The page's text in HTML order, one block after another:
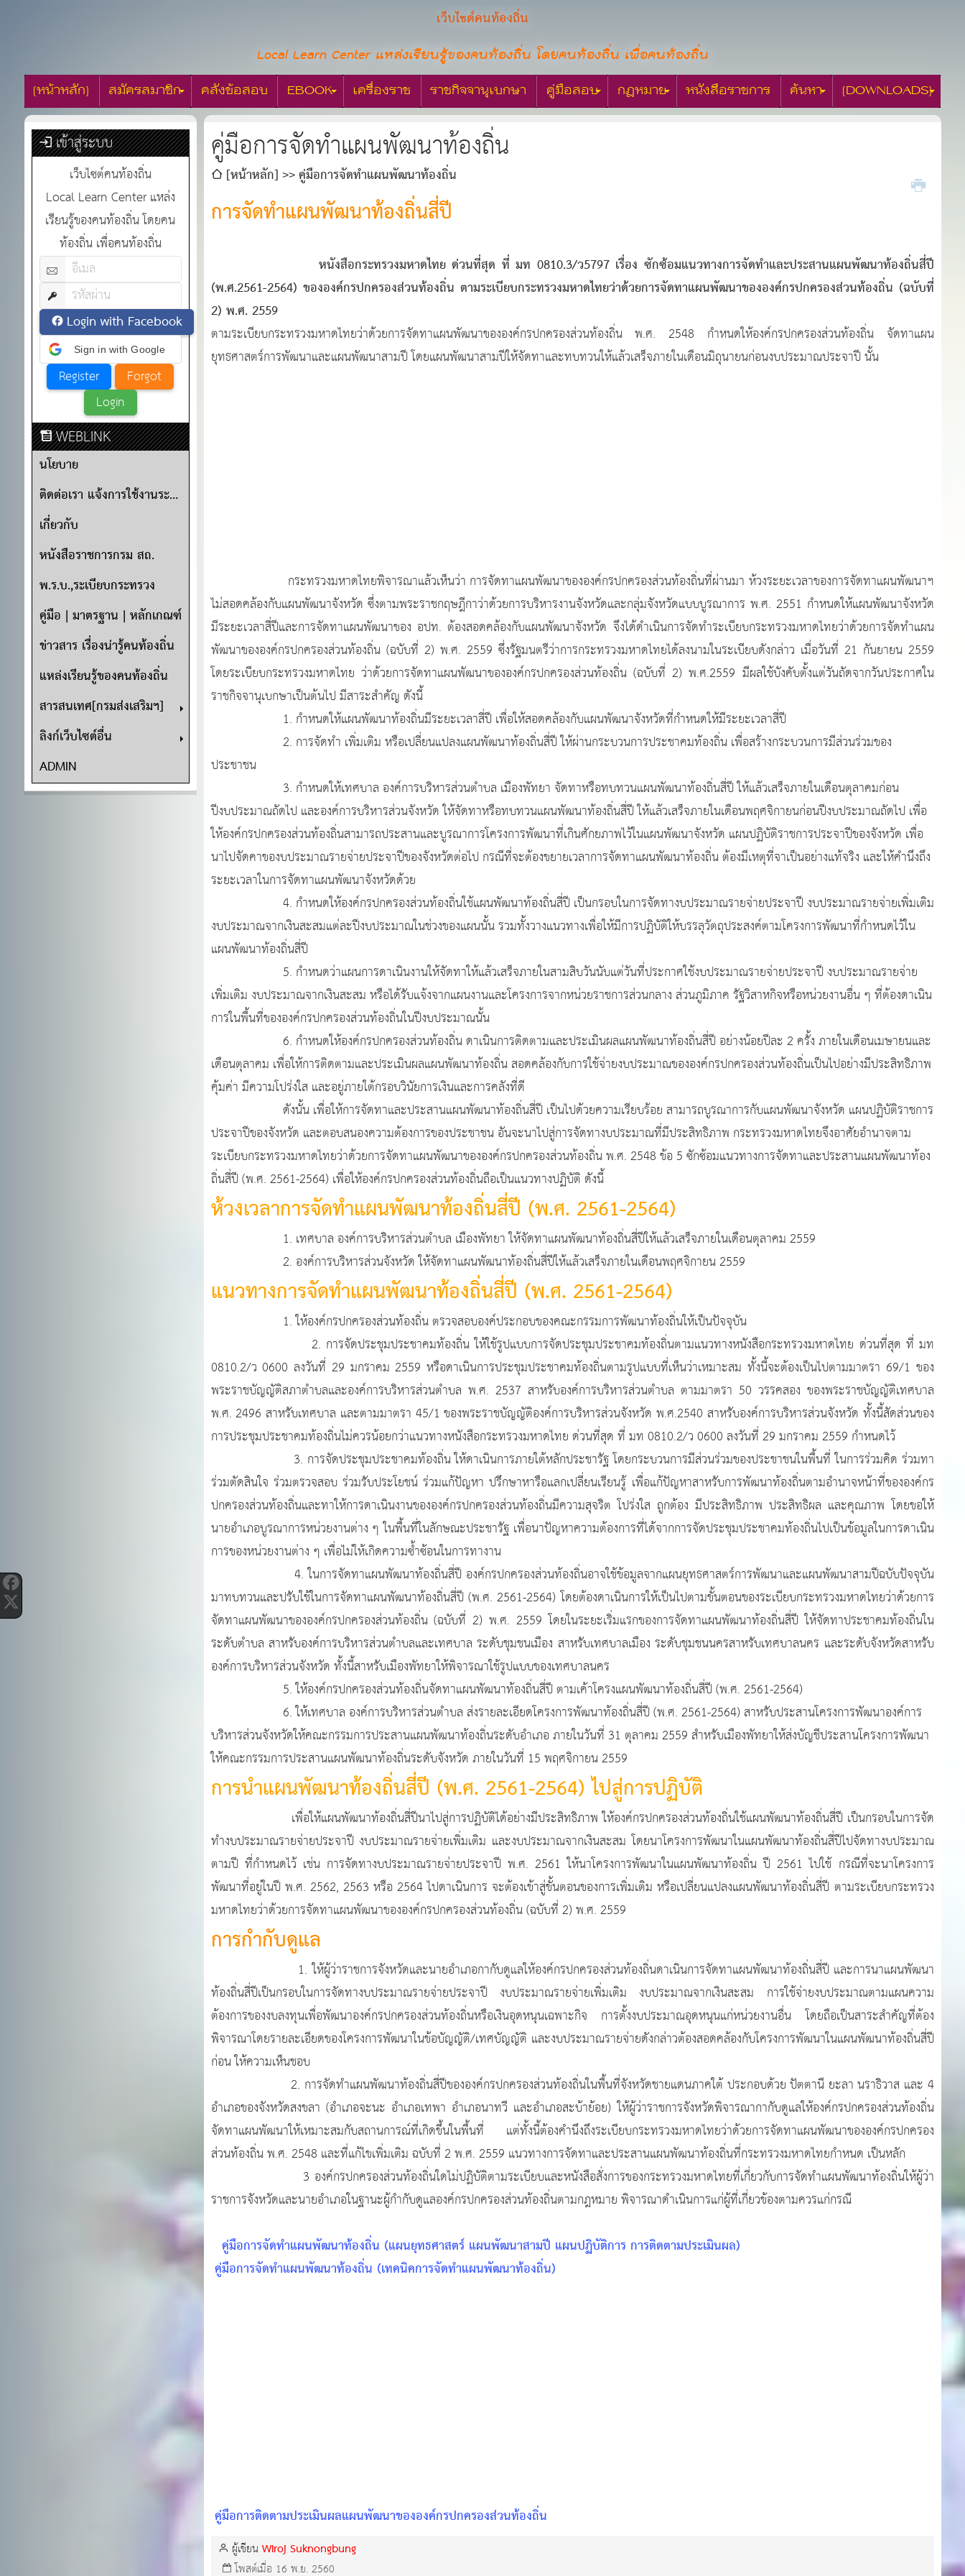
เว็บไซต์คนท้องถิ่น
Local Learn Center แหล่งเรียนรู้ของคนท้องถิ่น โดยคนท้องถิ่น เพื่อคนท้องถิ่น
[หน้าหลัก] สมัครสมาชิก คลังข้อสอบ EBOOK เครื่องราช ราชกิจจานุเบกษา คู่มือสอบ กฎหมาย หนังสือราชการ ค้นหา [DOWNLOADS]
เข้าสู่ระบบ
เว็บไซต์คนท้องถิ่น
Local Learn Center แหล่ง
เรียนรู้ของคนท้องถิ่น โดยคน
ท้องถิ่น เพื่อคนท้องถิ่น
Login with Facebook
Sign in with Google
WEBLINK
นโยบาย
ติดต่อเรา แจ้งการใช้งานระบบ
เกี่ยวกับ
หนังสือราชการกรม สถ.
พ.ร.บ.,ระเบียบกระทรวง
คู่มือ | มาตรฐาน | หลักเกณฑ์
ข่าวสาร เรื่องน่ารู้คนท้องถิ่น
แหล่งเรียนรู้ของคนท้องถิ่น
สารสนเทศ[กรมส่งเสริมฯ]
ลิงก์เว็บไซต์อื่น
ADMIN
คู่มือการจัดทำแผนพัฒนาท้องถิ่น
[หน้าหลัก] คู่มือการจัดทำแผนพัฒนาท้องถิ่น
การจัดทำแผนพัฒนาท้องถิ่นสี่ปี
หนังสือกระทรวงมหาดไทย ด่วนที่สุด ที่ มท 0810.3/ว5797 เรื่อง ซักซ้อมแนวทางการจัดทำและประสานแผนพัฒนาท้องถิ่นสี่ปี
(พ.ศ.2561-2564) ขององค์กรปกครองส่วนท้องถิ่น ตามระเบียบกระทรวงมหาดไทยว่าด้วยการจัดทาแผนพัฒนาขององค์กรปกครองส่วนท้องถิ่น (ฉบับที่
2) พ.ศ. 2559
ตามระเบียบกระทรวงมหาดไทยว่าด้วยการจัดทาแผนพัฒนาขององค์กรปกครองส่วนท้องถิ่น พ.ศ. 2548 กำหนดให้องค์กรปกครองส่วนท้องถิ่น จัดทาแผน
ยุทธศาสตร์การพัฒนาและแผนพัฒนาสามปี โดยแผนพัฒนาสามปีให้จัดทาและทบทวนให้แล้วเสร็จภายในเดือนมิถุนายนก่อนงบประมาณประจาปี นั้น
กระทรวงมหาดไทยพิจารณาแล้วเห็นว่า การจัดทาแผนพัฒนาขององค์กรปกครองส่วนท้องถิ่นที่ผ่านมา ห้วงระยะเวลาของการจัดทาแผนพัฒนาฯ
ไม่สอดคล้องกับแผนพัฒนาจังหวัด ซึ่งตามพระราชกฤษฎีกาว่าด้วยการบริหารงานจังหวัดและกลุ่มจังหวัดแบบบูรณาการ พ.ศ. 2551 กำหนดให้แผนพัฒนาจังหวัด
มีระยะเวลาสี่ปีและการจัดทาแผนพัฒนาของ อปท. ต้องสอดคล้องกับแผนพัฒนาจังหวัด จึงได้ดำเนินการจัดทำระเบียบกระทรวงมหาดไทยว่าด้วยการจัดทำแผน
พัฒนาขององค์กรปกครองส่วนท้องถิ่น (ฉบับที่ 2) พ.ศ. 2559 ซึ่งรัฐมนตรีว่าการกระทรวงมหาดไทยได้ลงนามในระเบียบดังกล่าว เมื่อวันที่ 21 กันยายน 2559
โดยระเบียบกระทรวงมหาดไทย ว่าด้วยการจัดทาแผนพัฒนาขององค์กรปกครองส่วนท้องถิ่น (ฉบับที่ 2) พ.ศ.2559 มีผลใช้บังคับตั้งแต่วันถัดจากวันประกาศใน
ราชกิจจานุเบกษาเป็นต้นไป มีสาระสำคัญ ดังนี้
1. กำหนดให้แผนพัฒนาท้องถิ่นมีระยะเวลาสี่ปี เพื่อให้สอดคล้องกับแผนพัฒนาจังหวัดที่กำหนดให้มีระยะเวลาสี่ปี
2. การจัดทำ เพิ่มเติม หรือเปลี่ยนแปลงแผนพัฒนาท้องถิ่นสี่ปี ให้ผ่านกระบวนการประชาคมท้องถิ่น เพื่อสร้างกระบวนการมีส่วนร่วมของ
ประชาชน
3. กำหนดให้เทศบาล องค์การบริหารส่วนตำบล เมืองพัทยา จัดทาหรือทบทวนแผนพัฒนาท้องถิ่นสี่ปี ให้แล้วเสร็จภายในเดือนตุลาคมก่อน
ปีงบประมาณถัดไป และองค์การบริหารส่วนจังหวัด ให้จัดทาหรือทบทวนแผนพัฒนาท้องถิ่นสี่ปี ให้แล้วเสร็จภายในเดือนพฤศจิกายนก่อนปีงบประมาณถัดไป เพื่อ
ให้องค์กรปกครองส่วนท้องถิ่นสามารถประสานและบูรณาการโครงการพัฒนาที่เกินศักยภาพไว้ในแผนพัฒนาจังหวัด แผนปฏิบัติราชการประจาปีของจังหวัด เพื่อ
นาไปจัดคาของบประมาณรายจ่ายประจาปีของจังหวัดต่อไป กรณีที่จะต้องขยายเวลาการจัดทาแผนพัฒนาท้องถิ่น ต้องมีเหตุที่จาเป็นอย่างแท้จริง และให้คำนึงถึง
ระยะเวลาในการจัดทาแผนพัฒนาจังหวัดด้วย
4. กำหนดให้องค์กรปกครองส่วนท้องถิ่นใช้แผนพัฒนาท้องถิ่นสี่ปี เป็นกรอบในการจัดทางบประมาณรายจ่ายประจาปี งบประมาณรายจ่ายเพิ่มเติม
งบประมาณจากเงินสะสมแต่ละปีงบประมาณในช่วงของแผนนั้น รวมทั้งวางแนวทางเพื่อให้มีการปฏิบัติให้บรรลุวัตถุประสงค์ตามโครงการพัฒนาที่กำหนดไว้ใน
แผนพัฒนาท้องถิ่นสี่ปี
5. กำหนดว่าแผนการดาเนินงานให้จัดทาให้แล้วเสร็จภายในสามสิบวันนับแต่วันที่ประกาศใช้งบประมาณรายจ่ายประจาปี งบประมาณรายจ่าย
เพิ่มเติม งบประมาณจากเงินสะสม หรือได้รับแจ้งจากแผนงานและโครงการจากหน่วยราชการส่วนกลาง ส่วนภูมิภาค รัฐวิสาหกิจหรือหน่วยงานอื่น ๆ ที่ต้องดาเนิน
การในพื้นที่ขององค์กรปกครองส่วนท้องถิ่นในปีงบประมาณนั้น
6. กำหนดให้องค์กรปกครองส่วนท้องถิ่น ดาเนินการติดตามและประเมินผลแผนพัฒนาท้องถิ่นสี่ปี อย่างน้อยปีละ 2 ครั้ง ภายในเดือนเมษายนและ
เดือนตุลาคม เพื่อให้การติดตามและประเมินผลแผนพัฒนาท้องถิ่น สอดคล้องกับการใช้จ่ายงบประมาณขององค์กรปกครองส่วนท้องถิ่นเป็นไปอย่างมีประสิทธิภาพ
คุ้มค่า มีความโปร่งใส และอยู่ภายใต้กรอบวินัยการเงินและการคลังที่ดี
ดังนั้น เพื่อให้การจัดทาและประสานแผนพัฒนาท้องถิ่นสี่ปี เป็นไปด้วยความเรียบร้อย สามารถบูรณาการกับแผนพัฒนาจังหวัด แผนปฏิบัติราชการ
ประจาปีของจังหวัด และตอบสนองความต้องการของประชาชน อันจะนาไปสู่การจัดทางบประมาณที่มีประสิทธิภาพ กระทรวงมหาดไทยจึงอาศัยอำนาจตาม
ระเบียบกระทรวงมหาดไทยว่าด้วยการจัดทาแผนพัฒนาขององค์กรปกครองส่วนท้องถิ่น พ.ศ. 2548 ข้อ 5 ซักซ้อมแนวทางการจัดทาและประสานแผนพัฒนาท้อง
ถิ่นสี่ปี (พ.ศ. 2561-2564) เพื่อให้องค์กรปกครองส่วนท้องถิ่นถือเป็นแนวทางปฏิบัติ ดังนี้
ห้วงเวลาการจัดทำแผนพัฒนาท้องถิ่นสี่ปี (พ.ศ. 2561-2564)
1. เทศบาล องค์การบริหารส่วนตำบล เมืองพัทยา ให้จัดทาแผนพัฒนาท้องถิ่นสี่ปีให้แล้วเสร็จภายในเดือนตุลาคม 2559
2. องค์การบริหารส่วนจังหวัด ให้จัดทาแผนพัฒนาท้องถิ่นสี่ปีให้แล้วเสร็จภายในเดือนพฤศจิกายน 2559
แนวทางการจัดทำแผนพัฒนาท้องถิ่นสี่ปี (พ.ศ. 2561-2564)
1. ให้องค์กรปกครองส่วนท้องถิ่น ตรวจสอบองค์ประกอบของคณะกรรมการพัฒนาท้องถิ่นให้เป็นปัจจุบัน
2. การจัดประชุมประชาคมท้องถิ่น ให้ใช้รูปแบบการจัดประชุมประชาคมท้องถิ่นตามแนวทางหนังสือกระทรวงมหาดไทย ด่วนที่สุด ที่ มท
0810.2/ว 0600 ลงวันที่ 29 มกราคม 2559 หรือดาเนินการประชุมประชาคมท้องถิ่นตามรูปแบบที่เห็นว่าเหมาะสม ทั้งนี้จะต้องเป็นไปตามมาตรา 69/1 ของ
พระราชบัญญัติสภาตำบลและองค์การบริหารส่วนตำบล พ.ศ. 2537 สาหรับองค์การบริหารส่วนตำบล ตามมาตรา 50 วรรคสอง ของพระราชบัญญัติเทศบาล
พ.ศ. 2496 สาหรับเทศบาล และตามมาตรา 45/1 ของพระราชบัญญัติองค์การบริหารส่วนจังหวัด พ.ศ.2540 สาหรับองค์การบริหารส่วนจังหวัด ทั้งนี้สัดส่วนของ
การประชุมประชาคมท้องถิ่นไม่ควรน้อยกว่าแนวทางหนังสือกระทรวงมหาดไทย ด่วนที่สุด ที่ มท 0810.2/ว 0600 ลงวันที่ 29 มกราคม 2559 กำหนดไว้
3. การจัดประชุมประชาคมท้องถิ่น ให้ดาเนินการภายใต้หลักประชารัฐ โดยกระบวนการมีส่วนร่วมของประชาชนในพื้นที่ ในการร่วมคิด ร่วมทา
ร่วมตัดสินใจ ร่วมตรวจสอบ ร่วมรับประโยชน์ ร่วมแก้ปัญหา ปรึกษาหารือแลกเปลี่ยนเรียนรู้ เพื่อแก้ปัญหาสาหรับการพัฒนาท้องถิ่นตามอำนาจหน้าที่ขององค์กร
ปกครองส่วนท้องถิ่นและทาให้การดาเนินงานขององค์กรปกครองส่วนท้องถิ่นมีความสุจริต โปร่งใส ถูกต้อง มีประสิทธิภาพ ประสิทธิผล และคุณภาพ โดยขอให้
นายอำเภอบูรณาการหน่วยงานต่าง ๆ ในพื้นที่ในลักษณะประชารัฐ เพื่อนาปัญหาความต้องการที่ได้จากการจัดประชุมประชาคมท้องถิ่นไปเป็นข้อมูลในการดาเนิน
การของหน่วยงานต่าง ๆ เพื่อไม่ให้เกิดความซ้ำซ้อนในการทางาน
4. ในการจัดทาแผนพัฒนาท้องถิ่นสี่ปี องค์กรปกครองส่วนท้องถิ่นอาจใช้ข้อมูลจากแผนยุทธศาสตร์การพัฒนาและแผนพัฒนาสามปีฉบับปัจจุบัน
มาทบทวนและปรับใช้ในการจัดทาแผนพัฒนาท้องถิ่นสี่ปี (พ.ศ. 2561-2564) โดยต้องดาเนินการให้เป็นไปตามขั้นตอนของระเบียบกระทรวงมหาดไทยว่าด้วยการ
จัดทาแผนพัฒนาขององค์กรปกครองส่วนท้องถิ่น (ฉบับที่ 2) พ.ศ. 2559 โดยในระยะเริ่มแรกของการจัดทาแผนพัฒนาท้องถิ่นสี่ปี ให้จัดทาประชาคมท้องถิ่นใน
ระดับตำบล สาหรับองค์การบริหารส่วนตำบลและเทศบาล ระดับชุมชนเมือง สาหรับเทศบาลเมือง ระดับชุมชนนครสาหรับเทศบาลนคร และระดับจังหวัดสาหรับ
องค์การบริหารส่วนจังหวัด ทั้งนี้สาหรับเมืองพัทยาให้พิจารณาใช้รูปแบบของเทศบาลนคร
5. ให้องค์กรปกครองส่วนท้องถิ่นจัดทาแผนพัฒนาท้องถิ่นสี่ปี ตามเค้าโครงแผนพัฒนาท้องถิ่นสี่ปี (พ.ศ. 2561-2564)
6. ให้เทศบาล องค์การบริหารส่วนตำบล ส่งรายละเอียดโครงการพัฒนาท้องถิ่นสี่ปี (พ.ศ. 2561-2564) สาหรับประสานโครงการพัฒนาองค์การ
บริหารส่วนจังหวัดให้คณะกรรมการประสานแผนพัฒนาท้องถิ่นระดับอำเภอ ภายในวันที่ 31 ตุลาคม 2559 สำหรับเมืองพัทยาให้ส่งบัญชีประสานโครงการพัฒนา
ให้คณะกรรมการประสานแผนพัฒนาท้องถิ่นระดับจังหวัด ภายในวันที่ 15 พฤศจิกายน 2559
การนำแผนพัฒนาท้องถิ่นสี่ปี (พ.ศ. 2561-2564) ไปสู่การปฏิบัติ
เพื่อให้แผนพัฒนาท้องถิ่นสี่ปีนาไปสู่การปฏิบัติได้อย่างมีประสิทธิภาพ ให้องค์กรปกครองส่วนท้องถิ่นใช้แผนพัฒนาท้องถิ่นสี่ปี เป็นกรอบในการจัด
ทำงบประมาณรายจ่ายประจาปี งบประมาณรายจ่ายเพิ่มเติม และงบประมาณจากเงินสะสม โดยนาโครงการพัฒนาในแผนพัฒนาท้องถิ่นสี่ปีไปจัดทางบประมาณ
ตามปี ที่กำหนดไว้ เช่น การจัดทางบประมาณรายจ่ายประจาปี พ.ศ. 2561 ให้นาโครงการพัฒนาในแผนพัฒนาท้องถิ่น ปี 2561 ไปใช้ กรณีที่จะนาโครงการ
พัฒนาที่อยู่ในปี พ.ศ. 2562, 2563 หรือ 2564 ไปดาเนินการ จะต้องเข้าสู่ขั้นตอนของการเพิ่มเติม หรือเปลี่ยนแปลงแผนพัฒนาท้องถิ่นสี่ปี ตามระเบียบกระทรวง
มหาดไทยว่าด้วยการจัดทาแผนพัฒนาขององค์กรปกครองส่วนท้องถิ่น (ฉบับที่ 2) พ.ศ. 2559
การกำกับดูแล
1. ให้ผู้ว่าราชการจังหวัดและนายอำเภอกากับดูแลให้องค์กรปกครองส่วนท้องถิ่นดาเนินการจัดทาแผนพัฒนาท้องถิ่นสี่ปี และการนาแผนพัฒนา
ท้องถิ่นสี่ปีเป็นกรอบในการจัดทางบประมาณรายจ่ายประจาปี งบประมาณรายจ่ายเพิ่มเติม งบประมาณจากเงินสะสม การใช้จ่ายงบประมาณตามแผนความ
ต้องการของงบลงทุนเพื่อพัฒนาองค์กรปกครองส่วนท้องถิ่นหรือเงินอุดหนุนเฉพาะกิจ การตั้งงบประมาณอุดหนุนแก่หน่วยงานอื่น โดยถือเป็นสาระสำคัญที่ต้อง
พิจารณาโดยรายละเอียดของโครงการพัฒนาในข้อบัญญัติ/เทศบัญญัติ และงบประมาณรายจ่ายดังกล่าวต้องสอดคล้องกับโครงการพัฒนาในแผนพัฒนาท้องถิ่นสี่ปี
ก่อน ให้ความเห็นชอบ
2. การจัดทำแผนพัฒนาท้องถิ่นสี่ปีขององค์กรปกครองส่วนท้องถิ่นในพื้นที่จังหวัดชายแดนภาคใต้ ประกอบด้วย ปัตตานี ยะลา นราธิวาส และ 4
อำเภอของจังหวัดสงขลา (อำเภอจะนะ อำเภอเทพา อำเภอนาทวี และอำเภอสะบ้าย้อย) ให้ผู้ว่าราชการจังหวัดพิจารณากากับดูแลให้องค์กรปกครองส่วนท้องถิ่น
จัดทาแผนพัฒนาให้เหมาะสมกับสถานการณ์ที่เกิดขึ้นในพื้นที่ แต่ทั้งนี้ต้องคำนึงถึงระเบียบกระทรวงมหาดไทยว่าด้วยการจัดทาแผนพัฒนาขององค์กรปกครอง
ส่วนท้องถิ่น พ.ศ. 2548 และที่แก้ไขเพิ่มเติม ฉบับที่ 2 พ.ศ. 2559 แนวทางการจัดทาและประสานแผนพัฒนาท้องถิ่นที่กระทรวงมหาดไทยกำหนด เป็นหลัก
3 องค์กรปกครองส่วนท้องถิ่นใดไม่ปฏิบัติตามระเบียบและหนังสือสั่งการของกระทรวงมหาดไทยที่เกี่ยวกับการจัดทำแผนพัฒนาท้องถิ่นให้ผู้ว่า
ราชการจังหวัดและนายอำเภอในฐานะผู้กำกับดูแลองค์กรปกครองส่วนท้องถิ่นตามกฎหมาย พิจารณาดำเนินการแก่ผู้ที่เกี่ยวข้องตามควรแก่กรณี
คู่มือการจัดทำแผนพัฒนาท้องถิ่น (แผนยุทธศาสตร์ แผนพัฒนาสามปี แผนปฏิบัติการ การติดตามประเมินผล)
คู่มือการจัดทำแผนพัฒนาท้องถิ่น (เทคนิคการจัดทำแผนพัฒนาท้องถิ่น)
คู่มือการติดตามประเมินผลแผนพัฒนาขององค์กรปกครองส่วนท้องถิ่น
ผู้เขียนWiroj Suknongbung
โพสต์เมื่อ 16 พ.ย. 2560